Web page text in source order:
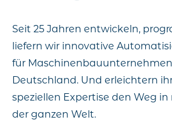
Seit 25 Jahren entwickeln,
liefern wir innovative
für
Deutschland. Und erleichtern
speziellen Expertise den Weg
der ganzen Welt.